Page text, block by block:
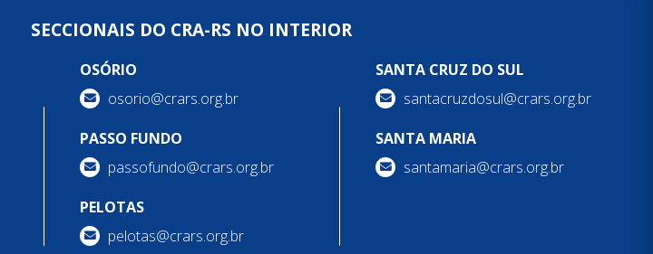
SECCIONAIS DO CRA-RS NO INTERIOR
OSÓRIO
osorio@crars.org.br
PASSO FUNDO
passofundo@crars.org.br
PELOTAS
pelotas@crars.org.br
SANTA CRUZ DO SUL
santacruzdosul@crars.org.br
SANTA MARIA
santamaria@crars.org.br